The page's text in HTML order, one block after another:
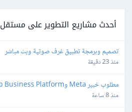
أحدث مشاريع التطوير على مستقل
تصميم وبرمجة تطبيق غرف صوتية وبث مباشر
منذ 23 دقيقة
واتساب
منذ 8 ساعة